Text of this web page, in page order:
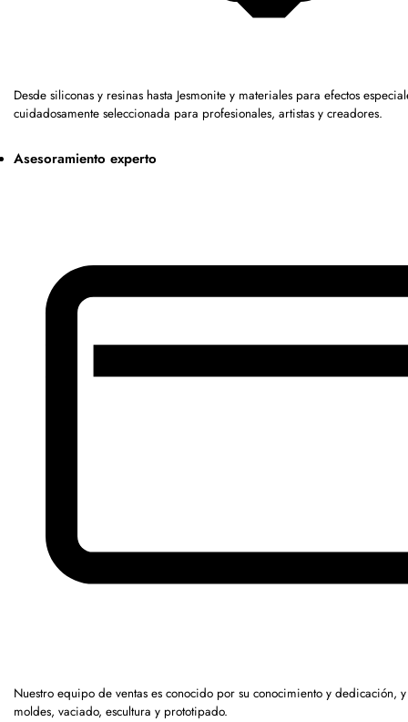
Desde siliconas y resinas hasta Jesmonite y materiales para efectos
cuidadosamente seleccionada para profesionales, artistas y creadores.
Asesoramiento experto
Nuestro equipo de ventas es conocido por su conocimiento y dedicación,
moldes, vaciado, escultura y prototipado.